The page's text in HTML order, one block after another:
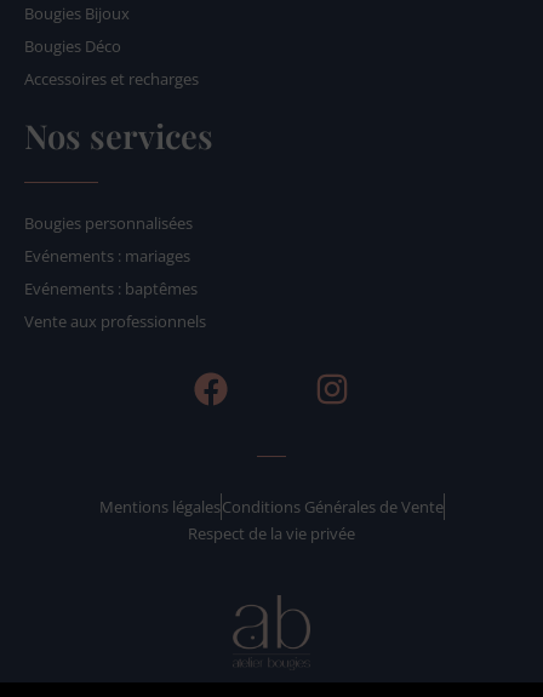
Bougies Bijoux
Bougies Déco
Accessoires et recharges
Nos services
Bougies personnalisées
Evénements : mariages
Evénements : baptêmes
Vente aux professionnels
F
a
b
o
I
n
a
g
Mentions légalesConditions Générales de Vente
Respect de la vie privée